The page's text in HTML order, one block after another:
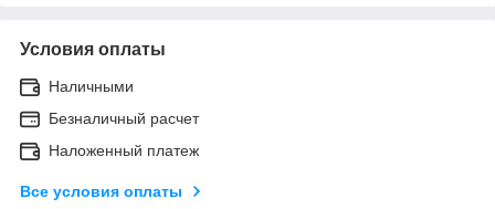
Условия оплаты
Наличными
Безналичный расчет
Наложенный платеж
Все условия оплаты